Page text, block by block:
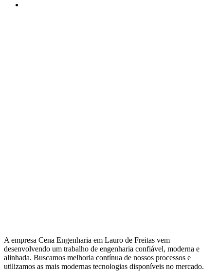
A empresa Cena Engenharia em Lauro de Freitas vem
desenvolvendo um trabalho de engenharia confiável, moderna e
alinhada. Buscamos melhoria contínua de nossos processos e
utilizamos as mais modernas tecnologias disponíveis no mercado.